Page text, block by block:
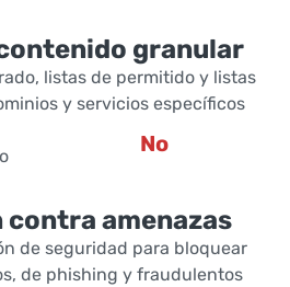
granular
listas de permitido y listas
y servicios específicos
No
amenazas
de seguridad para bloquear
de phishing y fraudulentos